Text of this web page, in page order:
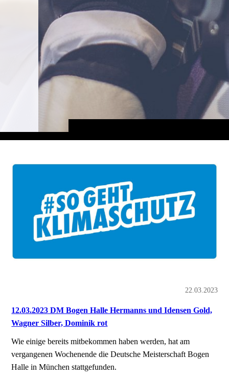
22.03.2023
12.03.2023 DM Bogen Halle Hermanns und Idensen Gold,
Wagner Silber, Dominik rot
Wie einige bereits mitbekommen haben werden, hat am
vergangenen Wochenende die Deutsche Meisterschaft Bogen
Halle in München stattgefunden.